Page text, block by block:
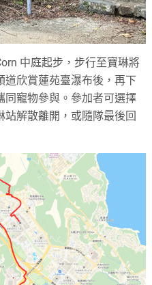
中庭起步，步行至寶琳將
道欣賞蓮苑臺瀑布後，再下
同寵物參與。參加者可選擇
解散離開，或隨隊最後回